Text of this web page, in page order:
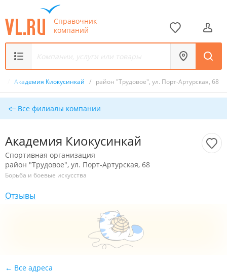
Справочник
компаний
Академия Киокусинкай / район "Трудовое", ул. Порт-Артурская, 68
Все филиалы компании
Академия Киокусинкай
Спортивная организация
район "Трудовое", ул. Порт-Артурская, 68
Борьба и боевые искусства
Отзывы
Все адреса